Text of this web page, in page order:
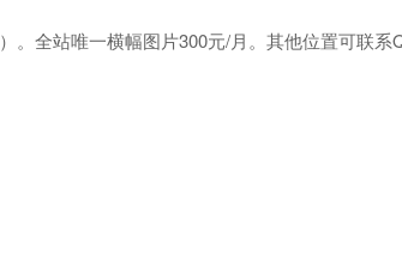
全站唯一横幅图片300元/月。其他位置可联